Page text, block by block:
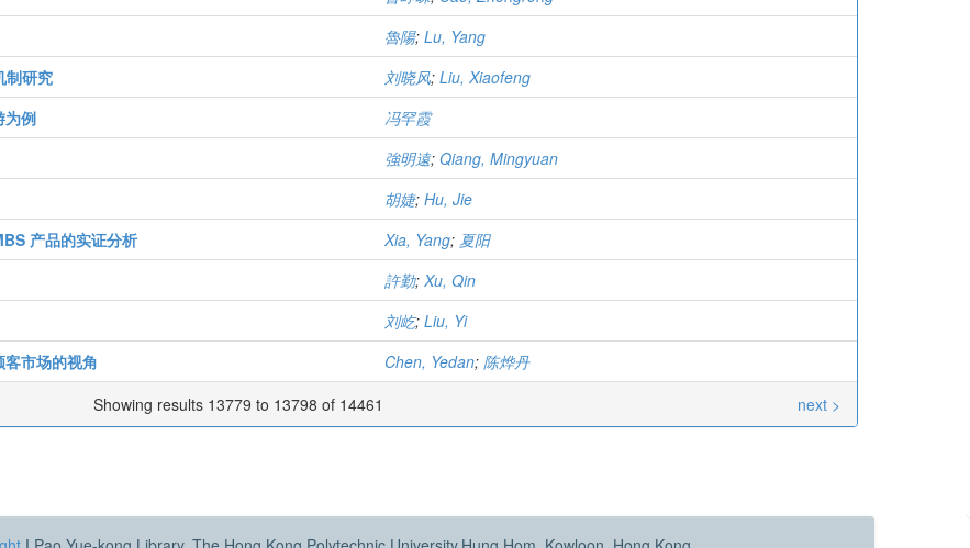
魯陽; Lu, Yang
制研究 刘晓风; Liu, Xiaofeng
为例
冯罕霞
強明遠; Qiang, Mingyuan
胡婕; Hu, Jie
产品的实证分析 Xia, Yang; 夏阳
許勤; Xu, Qin
刘屹; Liu, Yi
市场的视角 Chen, Yedan; 陈烨丹
Showing results 13779 to 13798 of 14461
next >